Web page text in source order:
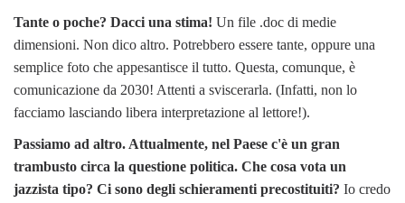
Tante o poche? Dacci una stima! Un file .doc di medie
dimensioni. Non dico altro. Potrebbero essere tante, oppure una
semplice foto che appesantisce il tutto. Questa, comunque, è
comunicazione da 2030! Attenti a sviscerarla. (Infatti, non lo
facciamo lasciando libera interpretazione al lettore!).
Passiamo ad altro. Attualmente, nel Paese c'è un gran
trambusto circa la questione politica. Che cosa vota un
jazzista tipo? Ci sono degli schieramenti precostituiti? Io credo